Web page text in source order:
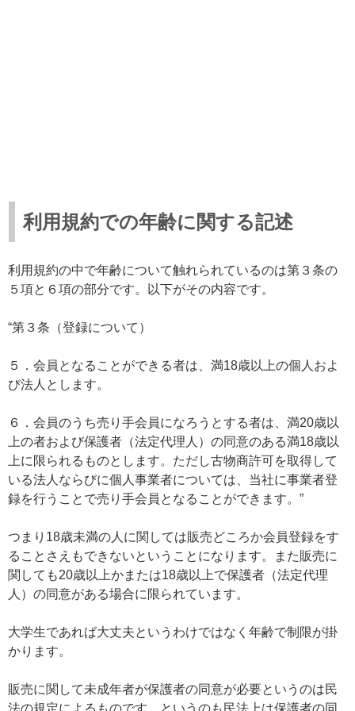
利用規約での年齢に関する記述
利用規約の中で年齢について触れられているのは第３条の
５項と６項の部分です。以下がその内容です。
“第３条（登録について）
５．会員となることができる者は、満18歳以上の個人およ
び法人とします。
６．会員のうち売り手会員になろうとする者は、満20歳以
上の者および保護者（法定代理人）の同意のある満18歳以
上に限られるものとします。ただし古物商許可を取得して
いる法人ならびに個人事業者については、当社に事業者登
録を行うことで売り手会員となることができます。”
つまり18歳未満の人に関しては販売どころか会員登録をす
ることさえもできないということになります。また販売に
関しても20歳以上かまたは18歳以上で保護者（法定代理
人）の同意がある場合に限られています。
大学生であれば大丈夫というわけではなく年齢で制限が掛
かります。
販売に関して未成年者が保護者の同意が必要というのは民